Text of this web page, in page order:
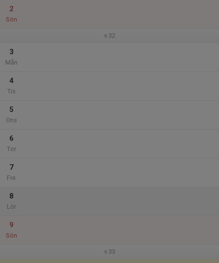
2
Sön
v.32
3
Mån
4
Tis
5
Ons
6
Tor
7
Fre
8
Lör
9
Sön
v.33